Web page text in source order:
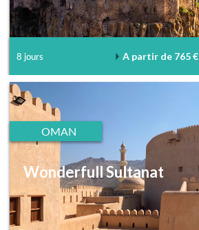
8 jours A partir de 765 €
OMAN
Wonderfull Sultanat